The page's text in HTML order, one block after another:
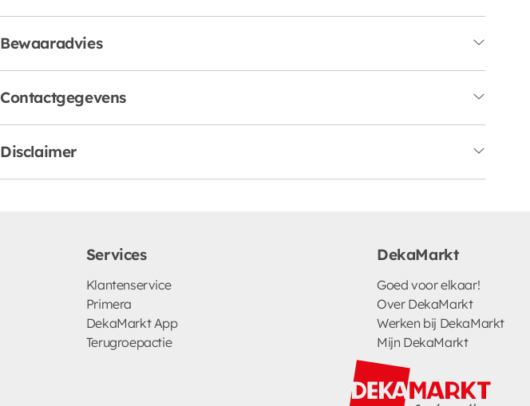
Bewaaradvies
Contactgegevens
Disclaimer
Services
Klantenservice
Primera
DekaMarkt App
Terugroepactie
DekaMarkt
Goed voor elkaar!
Over DekaMarkt
Werken bij DekaMarkt
Mijn DekaMarkt